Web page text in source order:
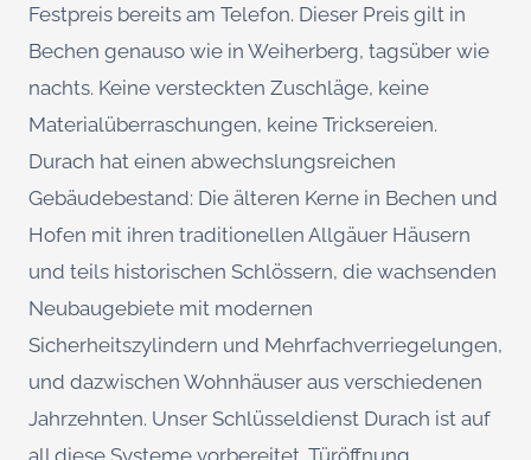
Festpreis bereits am Telefon. Dieser Preis gilt in
Bechen genauso wie in Weiherberg, tagsüber wie
nachts. Keine versteckten Zuschläge, keine
Materialüberraschungen, keine Tricksereien.
Durach hat einen abwechslungsreichen
Gebäudebestand: Die älteren Kerne in Bechen und
Hofen mit ihren traditionellen Allgäuer Häusern
und teils historischen Schlössern, die wachsenden
Neubaugebiete mit modernen
Sicherheitszylindern und Mehrfachverriegelungen,
und dazwischen Wohnhäuser aus verschiedenen
Jahrzehnten. Unser Schlüsseldienst Durach ist auf
all diese Systeme vorbereitet. Türöffnung,